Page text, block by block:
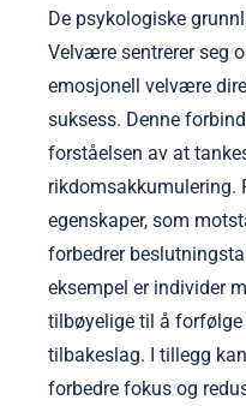
De psykologiske
Velvære sentrerer seg
emosjonell velvære
suksess. Denne
forståelsen av at
rikdomsakkumulering.
egenskaper, som
forbedrer
eksempel er individer
tilbøyelige til å
tilbakeslag. I tillegg
forbedre fokus og